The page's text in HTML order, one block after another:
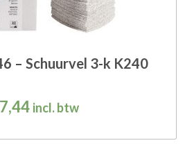
– Schuurvel 3-k K240
incl. btw